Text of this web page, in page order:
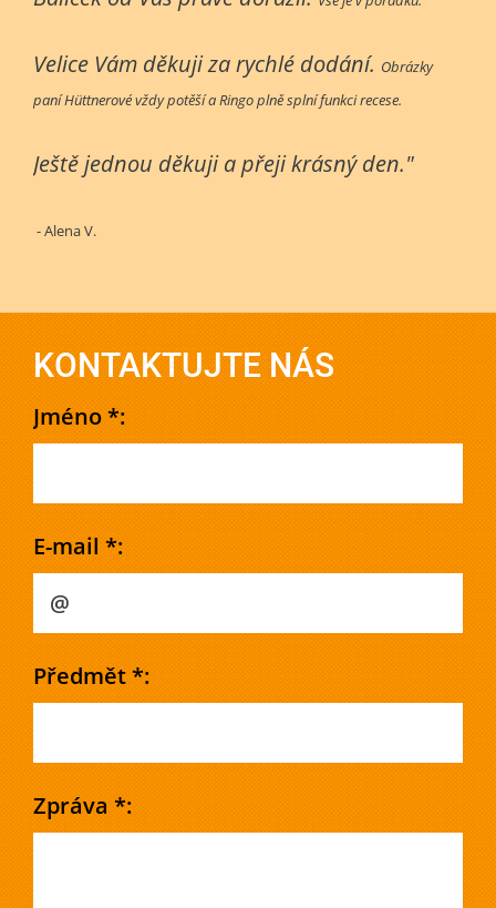
Velice Vám děkuji za rychlé dodání. Obrázky
paní Hüttnerové vždy potěší a Ringo plně splní funkci recese.
Ještě jednou děkuji a přeji krásný den."
- Alena V.
KONTAKTUJTE NÁS
Jméno *:
E-mail *:
Předmět *:
Zpráva *: